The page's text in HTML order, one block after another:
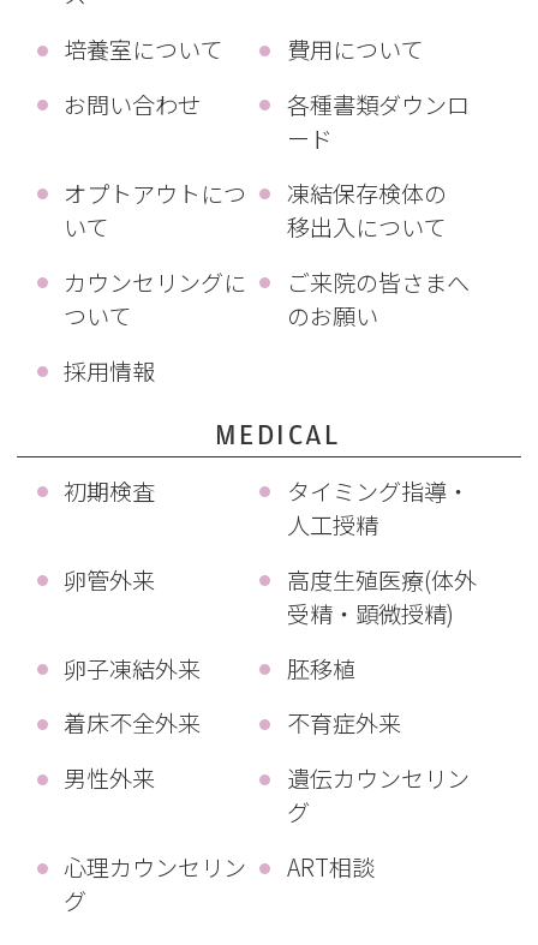
培養室について
費用について
お問い合わせ
各種書類ダウンロ
ード
オプトアウトにつ
いて
凍結保存検体の
移出入について
カウンセリングに
ついて
ご来院の皆さまへ
のお願い
採用情報
MEDICAL
初期検査
タイミング指導・
人工授精
卵管外来
高度生殖医療(体外
受精・顕微授精)
卵子凍結外来
胚移植
着床不全外来
不育症外来
男性外来
遺伝カウンセリン
グ
心理カウンセリン
グ
ART相談